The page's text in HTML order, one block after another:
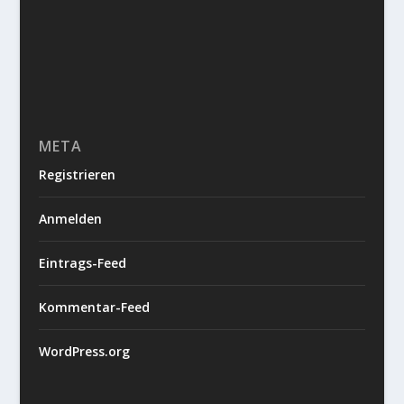
META
Registrieren
Anmelden
Eintrags-Feed
Kommentar-Feed
WordPress.org